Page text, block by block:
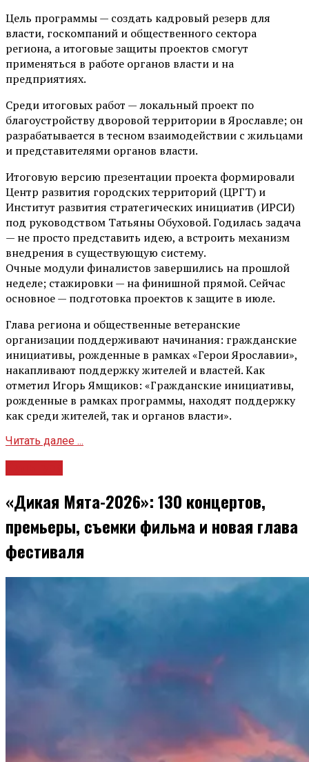
Цель программы — создать кадровый резерв для
власти, госкомпаний и общественного сектора
региона, а итоговые защиты проектов смогут
применяться в работе органов власти и на
предприятиях.
Среди итоговых работ — локальный проект по
благоустройству дворовой территории в Ярославле; он
разрабатывается в тесном взаимодействии с жильцами
и представителями органов власти.
Итоговую версию презентации проекта формировали
Центр развития городских территорий (ЦРГТ) и
Институт развития стратегических инициатив (ИРСИ)
под руководством Татьяны Обуховой. Годилась задача
— не просто представить идею, а встроить механизм
внедрения в существующую систему.
Очные модули финалистов завершились на прошлой
неделе; стажировки — на финишной прямой. Сейчас
основное — подготовка проектов к защите в июле.
Глава региона и общественные ветеранские
организации поддерживают начинания: гражданские
инициативы, рожденные в рамках «Герои Ярославии»,
накапливают поддержку жителей и властей. Как
отметил Игорь Ямщиков: «Гражданские инициативы,
рожденные в рамках программы, находят поддержку
как среди жителей, так и органов власти».
Читать далее ...
«Дикая Мята-2026»: 130 концертов,
премьеры, съемки фильма и новая глава
фестиваля